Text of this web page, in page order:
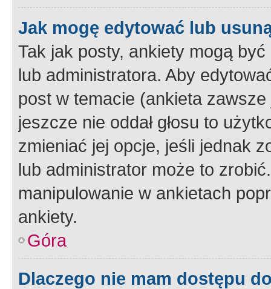
Jak mogę edytować lub
Tak jak posty, ankiety mogą
lub administratora. Aby
post w temacie (ankieta
jeszcze nie oddał głosu to
zmieniać jej opcje, jeśli jednak
lub administrator może to
manipulowanie w ankietach
ankiety.
Góra
Dlaczego nie mam dostępu